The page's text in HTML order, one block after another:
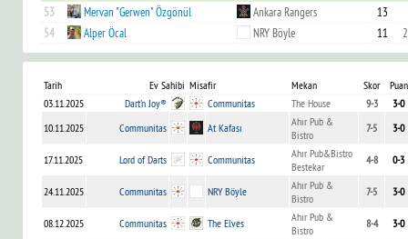
53
Mervan "Gerwen" Özgönül Ankara Rangers
13
54
Alper Öcal NRY Böyle 11
Tarih Ev Sahibi Misafir Mekan Skor
Puan
03.11.2025
Dart'n Joy® Communitas The House 9-3
3-0
10.11.2025
Communitas At Kafası
Ahır Pub &
Bistro
7-5 3-0
17.11.2025 Lord of Darts Communitas
Ahır Pub&Bistro
Bestekar
4-8 0-3
24.11.2025 Communitas NRY Böyle
Ahır Pub &
Bistro
7-5 3-0
08.12.2025 Communitas The Elves
Ahır Pub &
Bistro
8-4 3-0